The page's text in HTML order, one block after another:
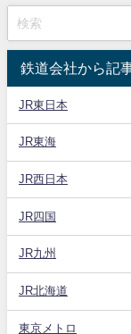
鉄道会社から記
JR東日本
JR東海
JR西日本
JR四国
JR九州
JR北海道
東京メトロ